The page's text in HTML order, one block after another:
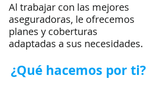
Al trabajar con las mejores
aseguradoras, le ofrecemos
planes y coberturas
adaptadas a sus necesidades.
¿Qué hacemos por ti?